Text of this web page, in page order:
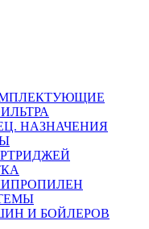
НАЗНАЧЕНИЯ
И БОЙЛЕРОВ